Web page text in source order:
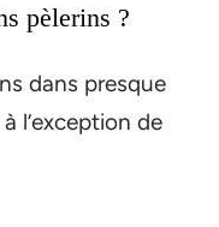
pèlerins ?
dans presque
l’exception de